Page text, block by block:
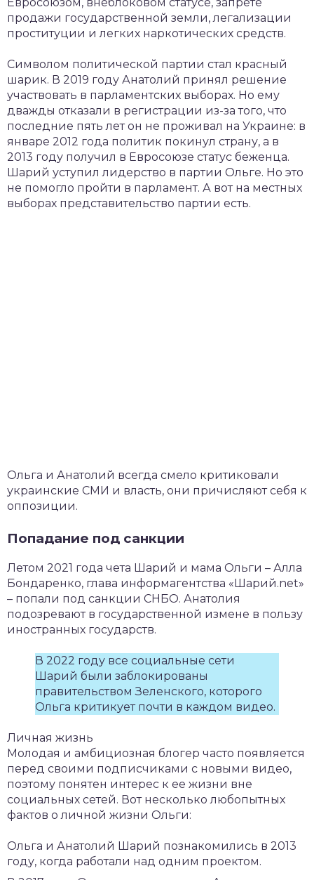
продажи государственной земли, легализации
проституции и легких наркотических средств.
Символом политической партии стал красный
шарик. В 2019 году Анатолий принял решение
участвовать в парламентских выборах. Но ему
дважды отказали в регистрации из-за того, что
последние пять лет он не проживал на Украине: в
январе 2012 года политик покинул страну, а в
2013 году получил в Евросоюзе статус беженца.
Шарий уступил лидерство в партии Ольге. Но это
не помогло пройти в парламент. А вот на местных
выборах представительство партии есть.
Ольга и Анатолий всегда смело критиковали
украинские СМИ и власть, они причисляют себя к
оппозиции.
Попадание под санкции
Летом 2021 года чета Шарий и мама Ольги – Алла
Бондаренко, глава информагентства «Шарий.net»
– попали под санкции СНБО. Анатолия
подозревают в государственной измене в пользу
иностранных государств.
В 2022 году все социальные сети
Шарий были заблокированы
правительством Зеленского, которого
Ольга критикует почти в каждом видео.
Личная жизнь
Молодая и амбициозная блогер часто появляется
перед своими подписчиками с новыми видео,
поэтому понятен интерес к ее жизни вне
социальных сетей. Вот несколько любопытных
фактов о личной жизни Ольги:
Ольга и Анатолий Шарий познакомились в 2013
году, когда работали над одним проектом.